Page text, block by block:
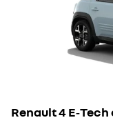
Renault 4